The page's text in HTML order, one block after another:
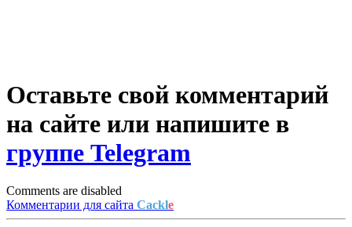
Оставьте свой комментарий
на сайте или напишите в
группе Telegram
Comments are disabled
Комментарии для сайта Cackle